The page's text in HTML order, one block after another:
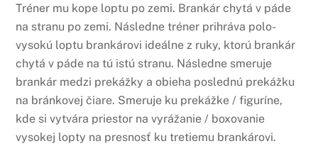
Tréner mu kope loptu po zemi. Brankár chytá v páde
na stranu po zemi. Následne tréner prihráva polo-
vysokú loptu brankárovi ideálne z ruky, ktorú brankár
chytá v páde na tú istú stranu. Následne smeruje
brankár medzi prekážky a obieha poslednú prekážku
na bránkovej čiare. Smeruje ku prekážke / figuríne,
kde si vytvára priestor na vyrážanie / boxovanie
vysokej lopty na presnosť ku tretiemu brankárovi.